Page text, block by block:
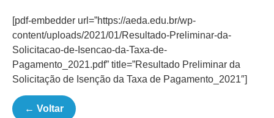
[pdf-embedder url=”https://aeda.edu.br/wp-
content/uploads/2021/01/Resultado-Preliminar-da-
Solicitacao-de-Isencao-da-Taxa-de-
Pagamento_2021.pdf” title=”Resultado Preliminar da
Solicitação de Isenção da Taxa de Pagamento_2021″]
← Voltar